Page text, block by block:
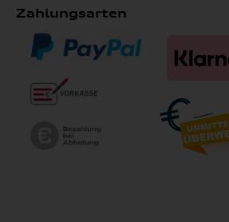
Zahlungsarten